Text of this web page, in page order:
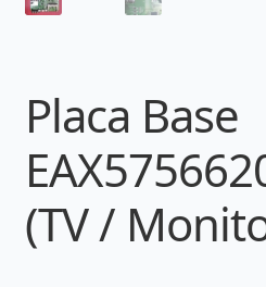
Placa Base
(TV /